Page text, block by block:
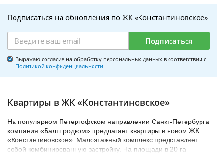
Подписаться на обновления по ЖК «Константиновское»
Подписаться
Выражаю согласие на обработку персональных данных в соответствии с
Политикой конфиденциальности
Квартиры в ЖК «Константиновское»
На популярном Петергофском направлении Санкт-Петербурга
компания «Балтпродком» предлагает квартиры в новом ЖК
«Константиновское». Малоэтажный комплекс представляет
собой комбинированную застройку. На площади в 20 га